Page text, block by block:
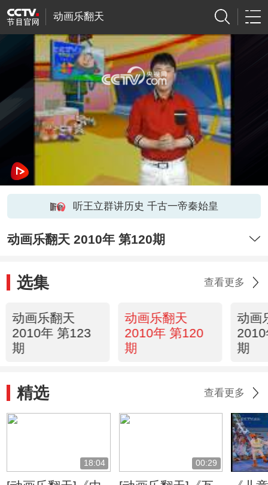
动画乐翻天
网络开小差了，请稍后再试
听王立群讲历史 千古一帝秦始皇
动画乐翻天 2010年 第120期
选集 查看更多
动画乐翻天
2010年 第123
期
动画乐翻天
2010年 第120
期
动画
期
精选 查看更多
18:04 00:29